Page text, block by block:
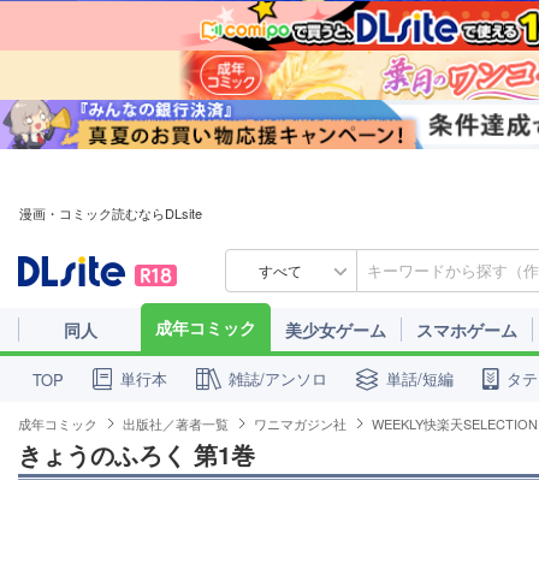
漫画・コミック読むならDLsite
すべて
同人 成年コミック 美少女ゲーム スマホゲーム
TOP 単行本 雑誌/アンソロ 単話/短編 タ
成年コミック 出版社／著者一覧 ワニマガジン社 WEEKLY快楽天SELECTION
きょうのふろく 第1巻